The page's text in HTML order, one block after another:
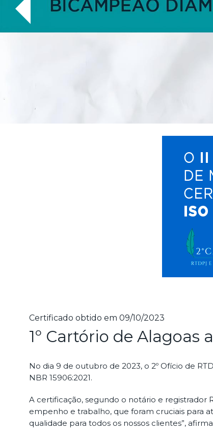
Certificado obtido em 09/10/2023
1º Cartório de Alagoas
No dia 9 de outubro de 2023, o 2º Ofício de
NBR 15906:2021.
A certificação, segundo o notário e registrador
empenho e trabalho, que foram cruciais para
qualidade para todos os nossos clientes”,